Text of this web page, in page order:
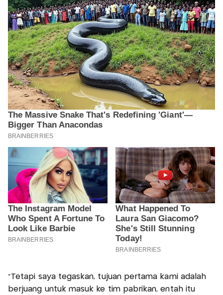
“Tetapi saya tegaskan, tujuan pertama kami adalah
berjuang untuk masuk ke tim pabrikan, entah itu